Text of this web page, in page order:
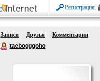
Регистрация
Записи Друзья
Комментарии
taebogggoho